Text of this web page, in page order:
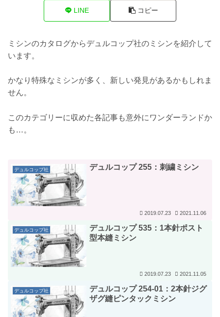
LINE コピー
ミシンのカタログからデュルコップ社のミシンを紹介して
います。
かなり特殊なミシンが多く、新しい発見があるかもしれま
せん。
このカテゴリーに収めた各記事も意外にワンダーランドか
も…。
デュルコップ社 デュルコップ 255：刺繍ミシン
2019.07.23 2021.11.06
デュルコップ社
デュルコップ 535：1本針ポスト
型本縫ミシン
2019.07.23 2021.11.05
デュルコップ社
デュルコップ 254-01：2本針ジグ
ザグ縫ピンタックミシン